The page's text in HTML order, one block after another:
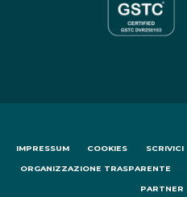
IMPRESSUM COOKIES SCRIVICI
ORGANIZZAZIONE TRASPARENTE
PARTNER